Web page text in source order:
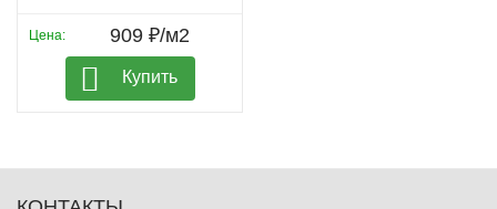
Цена: 909 ₽/м2
Купить